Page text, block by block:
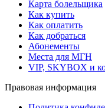
Карта болельщика
Как купить
Как оплатить
Как добраться
Абонементы
Места для МГН
VIP, SKYBOX и
Правовая информация